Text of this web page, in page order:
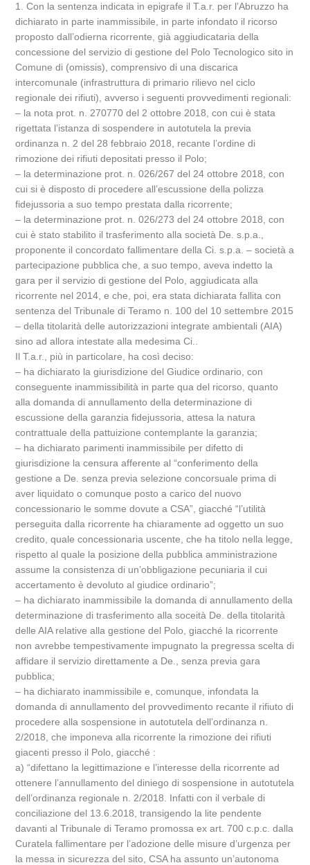
1. Con la sentenza indicata in epigrafe il T.a.r. per l’Abruzzo ha
dichiarato in parte inammissibile, in parte infondato il ricorso
proposto dall’odierna ricorrente, già aggiudicataria della
concessione del servizio di gestione del Polo Tecnologico sito in
Comune di (omissis), comprensivo di una discarica
intercomunale (infrastruttura di primario rilievo nel ciclo
regionale dei rifiuti), avverso i seguenti provvedimenti regionali:
– la nota prot. n. 270770 del 2 ottobre 2018, con cui è stata
rigettata l’istanza di sospendere in autotutela la previa
ordinanza n. 2 del 28 febbraio 2018, recante l’ordine di
rimozione dei rifiuti depositati presso il Polo;
– la determinazione prot. n. 026/267 del 24 ottobre 2018, con
cui si è disposto di procedere all’escussione della polizza
fidejussoria a suo tempo prestata dalla ricorrente;
– la determinazione prot. n. 026/273 del 24 ottobre 2018, con
cui è stato stabilito il trasferimento alla società De. s.p.a.,
proponente il concordato fallimentare della Ci. s.p.a. – società a
partecipazione pubblica che, a suo tempo, aveva indetto la
gara per il servizio di gestione del Polo, aggiudicata alla
ricorrente nel 2014, e che, poi, era stata dichiarata fallita con
sentenza del Tribunale di Teramo n. 100 del 10 settembre 2015
– della titolarità delle autorizzazioni integrate ambientali (AIA)
sino ad allora intestate alla medesima Ci..
Il T.a.r., più in particolare, ha così deciso:
– ha dichiarato la giurisdizione del Giudice ordinario, con
conseguente inammissibilità in parte qua del ricorso, quanto
alla domanda di annullamento della determinazione di
escussione della garanzia fidejussoria, attesa la natura
contrattuale della pattuizione contemplante la garanzia;
– ha dichiarato parimenti inammissibile per difetto di
giurisdizione la censura afferente al “conferimento della
gestione a De. senza previa selezione concorsuale prima di
aver liquidato o comunque posto a carico del nuovo
concessionario le somme dovute a CSA”, giacché “l’utilità
perseguita dalla ricorrente ha chiaramente ad oggetto un suo
credito, quale concessionaria uscente, che ha titolo nella legge,
rispetto al quale la posizione della pubblica amministrazione
assume la consistenza di un’obbligazione pecuniaria il cui
accertamento è devoluto al giudice ordinario”;
– ha dichiarato inammissibile la domanda di annullamento della
determinazione di trasferimento alla soceità De. della titolarità
delle AIA relative alla gestione del Polo, giacché la ricorrente
non avrebbe tempestivamente impugnato la pregressa scelta di
affidare il servizio direttamente a De., senza previa gara
pubblica;
– ha dichiarato inammissibile e, comunque, infondata la
domanda di annullamento del provvedimento recante il rifiuto di
procedere alla sospensione in autotutela dell’ordinanza n.
2/2018, che imponeva alla ricorrente la rimozione dei rifiuti
giacenti presso il Polo, giacché :
a) “difettano la legittimazione e l’interesse della ricorrente ad
ottenere l’annullamento del diniego di sospensione in autotutela
dell’ordinanza regionale n. 2/2018. Infatti con il verbale di
conciliazione del 13.6.2018, transigendo la lite pendente
davanti al Tribunale di Teramo promossa ex art. 700 c.p.c. dalla
Curatela fallimentare per l’adozione delle misure d’urgenza per
la messa in sicurezza del sito, CSA ha assunto un’autonoma